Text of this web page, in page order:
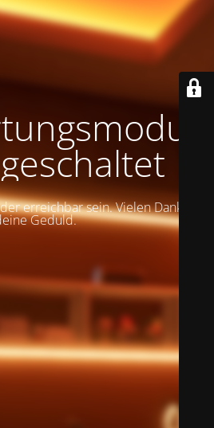
erreichbar sein. Vielen Dank für
Geduld.